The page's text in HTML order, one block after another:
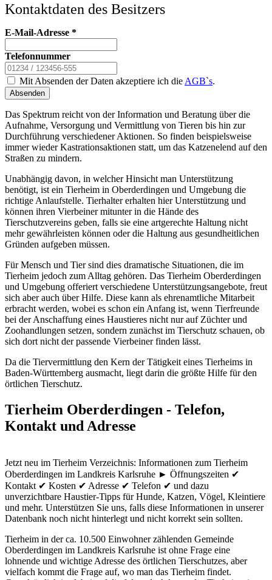
Kontaktdaten des Besitzers
E-Mail-Adresse *
Telefonnummer
Mit Absenden der Daten akzeptiere ich die AGB`s.
Absenden
Das Spektrum reicht von der Information und Beratung über die
Aufnahme, Versorgung und Vermittlung von Tieren bis hin zur
Durchführung verschiedener Aktionen. So finden beispielsweise
immer wieder Kastrationsaktionen statt, um das Katzenelend auf den
Straßen zu mindern.
Unabhängig davon, in welcher Hinsicht man Unterstützung
benötigt, ist ein Tierheim in Oberderdingen und Umgebung die
richtige Anlaufstelle. Tierhalter erhalten hier Unterstützung und
können ihren Vierbeiner mitunter in die Hände des
Tierschutzvereins geben, falls sie eine artgerechte Haltung nicht
mehr gewährleisten können oder die Haltung aus gesundheitlichen
Gründen aufgeben müssen.
Für Mensch und Tier sind dies dramatische Situationen, die im
Tierheim jedoch zum Alltag gehören. Das Tierheim Oberderdingen
und Umgebung offeriert verschiedene Unterstützungsangebote, freut
sich aber auch über Hilfe. Diese kann als ehrenamtliche Mitarbeit
erbracht werden, wobei es schon ein Anfang ist, wenn Tierfreunde
bei der Anschaffung eines Haustieres nicht nur auf Züchter und
Zoohandlungen setzen, sondern zunächst im Tierschutz schauen, ob
sich dort nicht der passende Vierbeiner finden lässt.
Da die Tiervermittlung den Kern der Tätigkeit eines Tierheims in
Baden-Württemberg ausmacht, liegt darin die größte Hilfe für den
örtlichen Tierschutz.
Tierheim Oberderdingen - Telefon,
Kontakt und Adresse
Jetzt neu im Tierheim Verzeichnis: Informationen zum Tierheim
Oberderdingen im Landkreis Karlsruhe ► Öffnungszeiten ✔
Kontakt ✔ Kosten ✔ Adresse ✔ Telefon ✔ und dazu
unverzichtbare Haustier-Tipps für Hunde, Katzen, Vögel, Kleintiere
und mehr. Unterstützen Sie uns, falls diese Informationen in unserer
Datenbank noch nicht hinterlegt und nicht korrekt sein sollten.
Tierheim in der ca. 10.500 Einwohner zählenden Gemeinde
Oberderdingen im Landkreis Karlsruhe ist ohne Frage eine
lohnende und wichtige Adresse des örtlichen Tierschutzes, aber
vielfach kommt die Frage auf, wo man das Tierheim findet.